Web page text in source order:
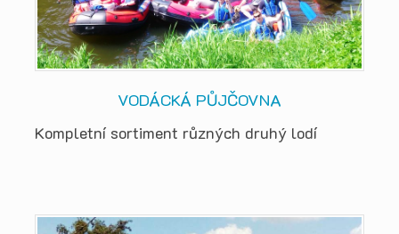
VODÁCKÁ PŮJČOVNA
Kompletní sortiment různých druhý lodí